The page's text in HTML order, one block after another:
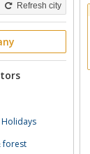
Refresh city
forest